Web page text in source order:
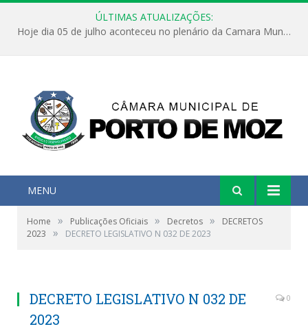
ÚLTIMAS ATUALIZAÇÕES:
Hoje dia 05 de julho aconteceu no plenário da Camara Municipal de Porto de Moz a Sessão Solene de Abertura dos Trabalhos Legislativos 2º Período da 23ª Legislatura
MENU
Home » Publicações Oficiais » Decretos »
DECRETOS
2023
» DECRETO LEGISLATIVO N 032 DE 2023
DECRETO LEGISLATIVO N 032 DE
2023
0